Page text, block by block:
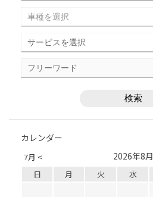
カレンダー
7月 < 2026年8月
日 月 火 水